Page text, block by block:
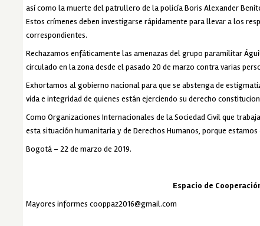
así como la muerte del patrullero de la policía Boris Alexander
Estos crímenes deben investigarse rápidamente para llevar a los
correspondientes.
Rechazamos enfáticamente las amenazas del grupo paramilitar
circulado en la zona desde el pasado 20 de marzo contra varias
Exhortamos al gobierno nacional para que se abstenga de
vida e integridad de quienes están ejerciendo su derecho
Como Organizaciones Internacionales de la Sociedad Civil que
esta situación humanitaria y de Derechos Humanos, porque
Bogotá – 22 de marzo de 2019.
Espacio de
Mayores informes cooppaz2016@gmail.com